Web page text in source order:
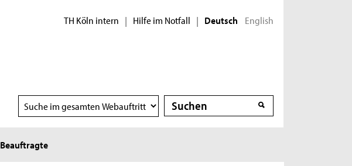
TH Köln intern | Hilfe im Notfall | Deutsch English
Suchbereich
wählen
Suche
Suche
Beauftragte